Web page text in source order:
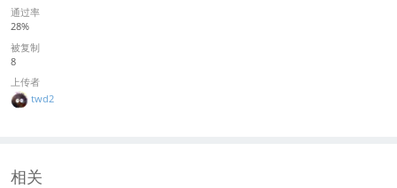
通过率
28%
被复制
8
上传者
twd2
相关